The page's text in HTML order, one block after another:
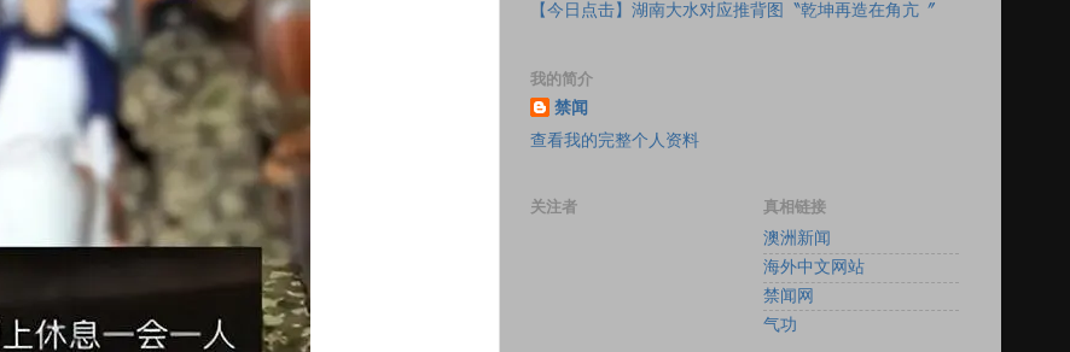
【今日点击】湖南大水对应推背图〝乾坤再造在角亢〞
我的简介
禁闻
查看我的完整个人资料
关注者
真相链接
澳洲新闻
海外中文网站
禁闻网
气功